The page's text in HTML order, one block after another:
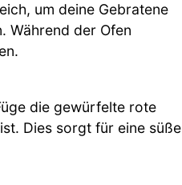
um deine Gebratene
Während der Ofen
die gewürfelte rote
Dies sorgt für eine süße